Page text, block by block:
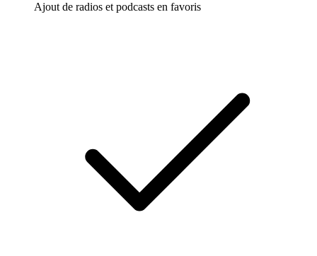
Ajout de radios et podcasts en favoris